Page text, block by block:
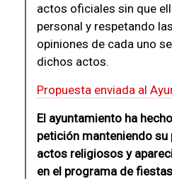
actos oficiales sin que
personal y respetando
opiniones de cada uno
dichos actos.
Propuesta enviada al
El ayuntamiento ha
petición manteniendo
actos religiosos y
en el programa de